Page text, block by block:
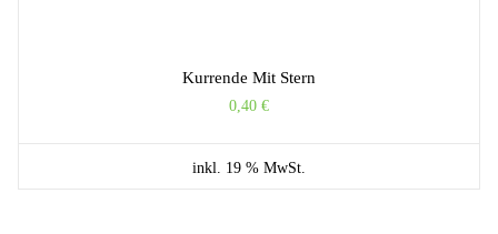
Kurrende Mit Stern
0,40 €
inkl. 19 % MwSt.